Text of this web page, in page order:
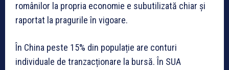
românilor la propria economie e subutilizată chiar și
raportat la pragurile în vigoare.
În China peste 15% din populație are conturi
individuale de tranzacționare la bursă. În SUA